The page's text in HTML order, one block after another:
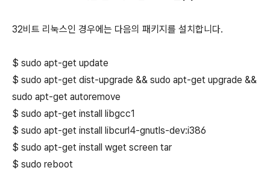
32비트 리눅스인 경우에는 다음의 패키지를 설치합니다.
$ sudo apt-get update
$ sudo apt-get dist-upgrade && sudo apt-get upgrade &&
sudo apt-get autoremove
$ sudo apt-get install libgcc1
$ sudo apt-get install libcurl4-gnutls-dev:i386
$ sudo apt-get install wget screen tar
$ sudo reboot